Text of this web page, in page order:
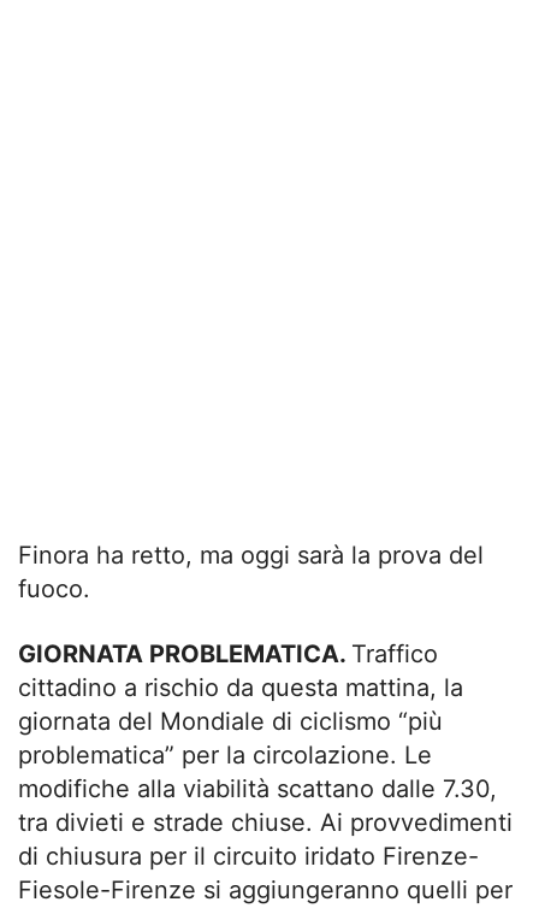
Finora ha retto, ma oggi sarà la prova del
fuoco.
GIORNATA PROBLEMATICA. Traffico
cittadino a rischio da questa mattina, la
giornata del Mondiale di ciclismo “più
problematica” per la circolazione. Le
modifiche alla viabilità scattano dalle 7.30,
tra divieti e strade chiuse. Ai provvedimenti
di chiusura per il circuito iridato Firenze-
Fiesole-Firenze si aggiungeranno quelli per